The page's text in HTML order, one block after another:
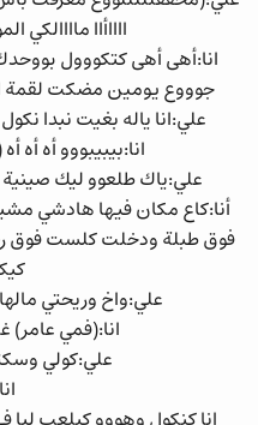
ااااأاا ماااالكي
انا:أهى أهى كتكووول
جوووع يومين مضكت لقمة
علي:انا ياله بغيت نبدا
انا:بيبيبووو أه
علي:ياك طلعوو ليك صينية
أنا:كاع مكان فيها هادشي
فوق طبلة ودخلت كلست فوق
علي:واخ وريحتي
انا:(فمي عامر)
علي:كولي